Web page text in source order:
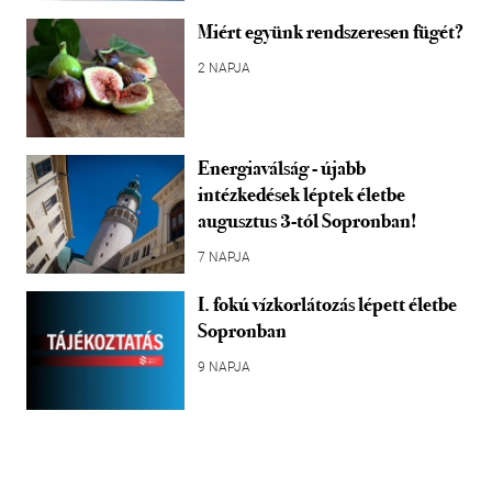
Miért együnk rendszeresen fügét?
2 NAPJA
Energiaválság - újabb
intézkedések léptek életbe
augusztus 3-tól Sopronban!
7 NAPJA
I. fokú vízkorlátozás lépett életbe
Sopronban
9 NAPJA